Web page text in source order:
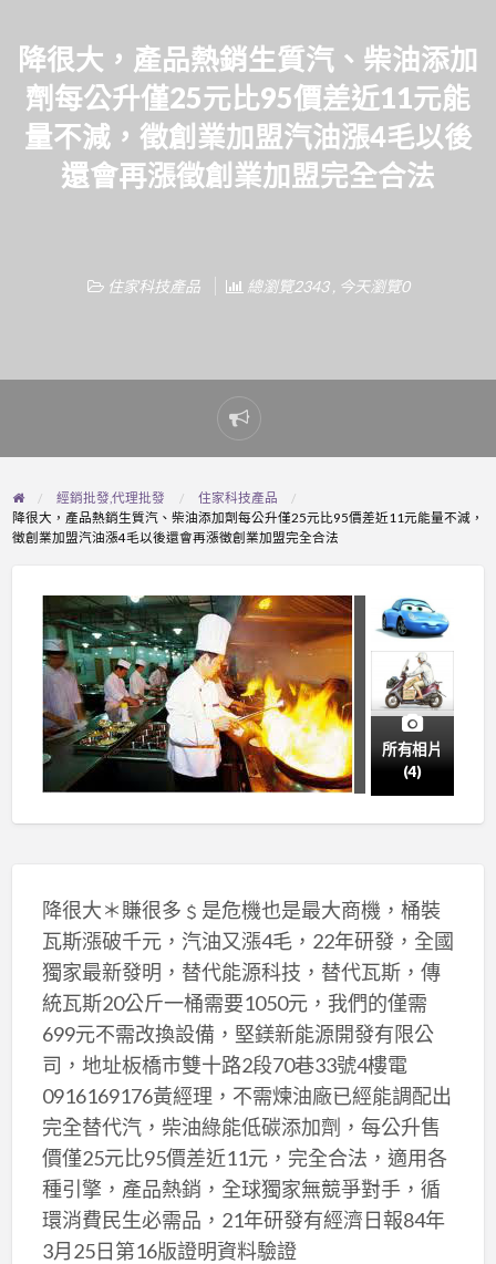
降很大，產品熱銷生質汽、柴油添加
劑每公升僅25元比95價差近11元能
量不減，徵創業加盟汽油漲4毛以後
還會再漲徵創業加盟完全合法
住家科技產品 總瀏覽2343 , 今天瀏覽0
Report
problem
經銷批發,代理批發
住家科技產品
降很大，產品熱銷生質汽、柴油添加劑每公升僅25元比95價差近11元能量不減，
徵創業加盟汽油漲4毛以後還會再漲徵創業加盟完全合法
所有相片
(4)
降很大＊賺很多﹩是危機也是最大商機，桶裝
瓦斯漲破千元，汽油又漲4毛，22年研發，全國
獨家最新發明，替代能源科技，替代瓦斯，傳
統瓦斯20公斤一桶需要1050元，我們的僅需
699元不需改換設備，堅鎂新能源開發有限公
司，地址板橋市雙十路2段70巷33號4樓電
0916169176黃經理，不需煉油廠已經能調配出
完全替代汽，柴油綠能低碳添加劑，每公升售
價僅25元比95價差近11元，完全合法，適用各
種引擎，產品熱銷，全球獨家無競爭對手，循
環消費民生必需品，21年研發有經濟日報84年
3月25日第16版證明資料驗證